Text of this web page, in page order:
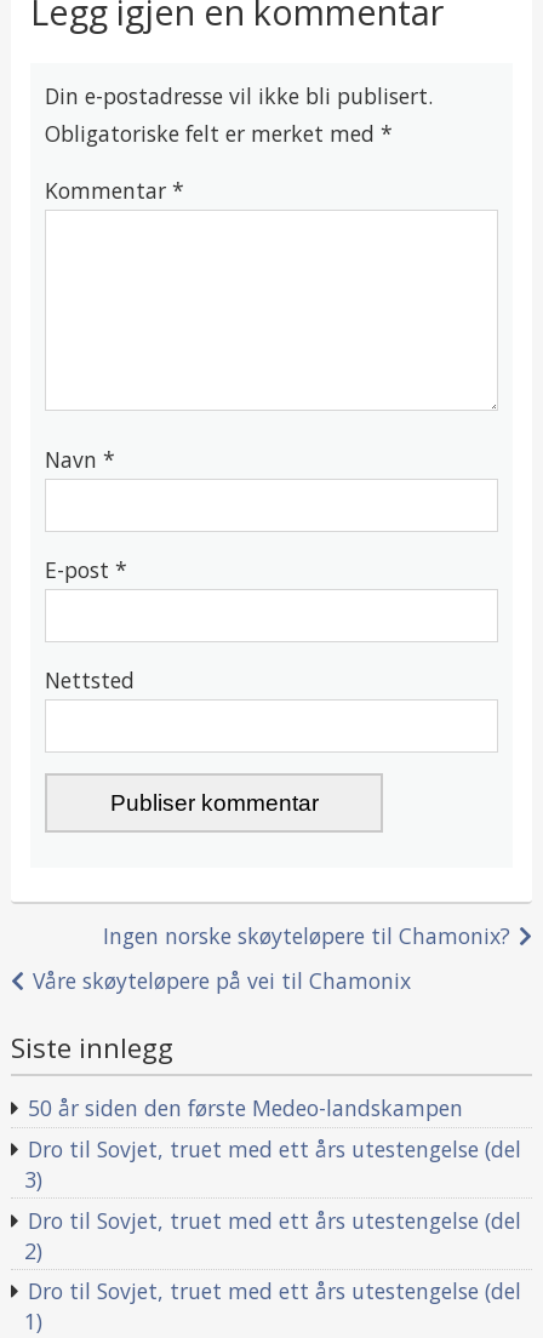
Legg igjen en kommentar
Din e-postadresse vil ikke bli publisert.
Obligatoriske felt er merket med *
Kommentar *
Navn *
E-post *
Nettsted
Innleggsnavigasjon
Ingen norske skøyteløpere til Chamonix?
Våre skøyteløpere på vei til Chamonix
Siste innlegg
50 år siden den første Medeo-landskampen
Dro til Sovjet, truet med ett års utestengelse (del
3)
Dro til Sovjet, truet med ett års utestengelse (del
2)
Dro til Sovjet, truet med ett års utestengelse (del
1)